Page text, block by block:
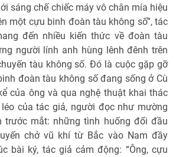
sáng chế chiếc máy vô chân mía hiệu
một cựu binh đoàn tàu không số”, tác
đến nhiều kiến thức về đoàn tàu
người lính anh hùng lênh đênh trên
tàu không số. Đó là cuộc gặp gỡ
đoàn tàu không số đang sống ở Cù
của ông và qua nghệ thuật khai thác
của tác giả, người đọc như mường
trước mắt: những tình huống đối đầu
chở vũ khí từ Bắc vào Nam đầy
bài ký, tác giả cảm động: “Ông, cựu